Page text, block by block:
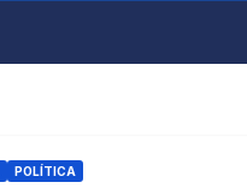
POLÍTICA